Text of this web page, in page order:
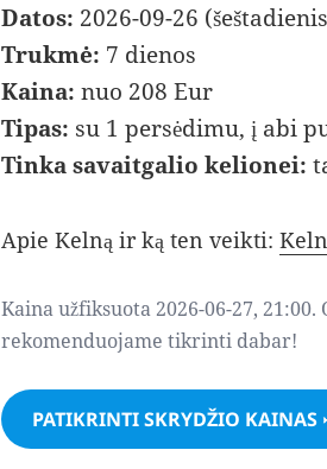
Datos: 2026-09-26
Trukmė: 7 dienos
Kaina: nuo 208 Eur
Tipas: su 1 persėdimu, į abi
Tinka savaitgalio kelionei:
Apie Kelną ir ką ten veikti:
Kaina užfiksuota 2026-06-27,
rekomenduojame tikrinti dabar!
PATIKRINTI SKRYDŽIO